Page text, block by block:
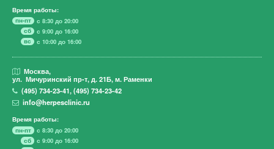
Время работы:
пн-пт
с 8:30 до 20:00
сб
с 9:00 до 16:00
вс
с 10:00 до 16:00
Москва,
ул. Мичуринский пр-т, д. 21Б, м. Раменки
(495)734-23-41,(495)734-23-42
info@herpesclinic.ru
Время работы:
пн-пт
с 8:30 до 20:00
сб
с 9:00 до 16:00